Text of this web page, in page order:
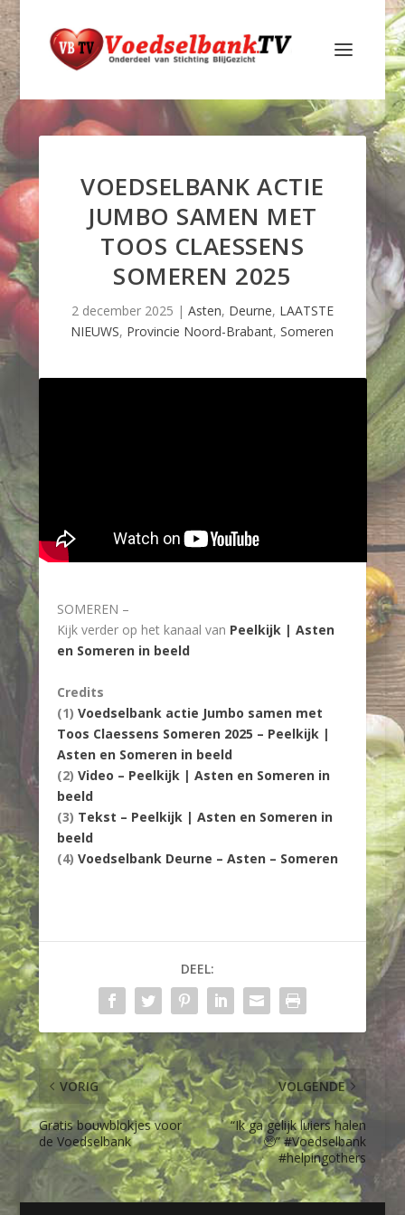
VOEDSELBANK ACTIE
JUMBO SAMEN MET
TOOS CLAESSENS
SOMEREN 2025
2 december 2025 | Asten, Deurne, LAATSTE
NIEUWS, Provincie Noord-Brabant,Someren
SOMEREN –
Kijk verder op het kanaal van Peelkijk | Asten
en Someren in beeld
Credits
(1) Voedselbank actie Jumbo samen met
Toos Claessens Someren 2025 – Peelkijk |
Asten en Someren in beeld
(2) Video – Peelkijk | Asten en Someren in
beeld
(3) Tekst – Peelkijk | Asten en Someren in
beeld
(4) Voedselbank Deurne – Asten – Someren
DEEL:
VORIG
Gratis bouwblokjes voor
de Voedselbank
VOLGENDE
“Ik ga gelijk luiers halen
🥺” #Voedselbank
#helpingothers